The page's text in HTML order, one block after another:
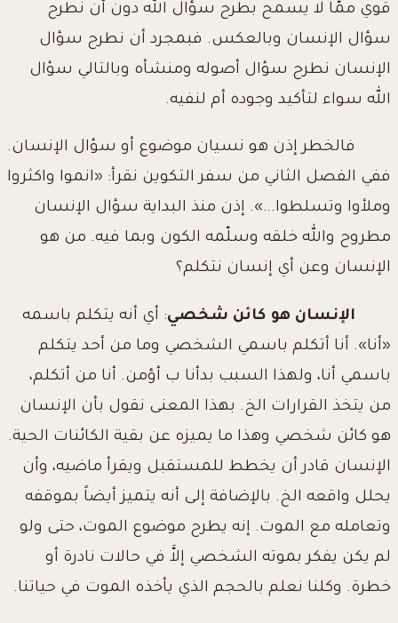
قوي ممّا لا يسمح بطرح سؤال الله دون أن نطرح
سؤال الإنسان وبالعكس. فبمجرد أن نطرح سؤال
الإنسان نطرح سؤال أصوله ومنشأه وبالتالي سؤال
الله سواء لتأكيد وجوده أم لنفيه.
فالخطر إذن هو نسيان موضوع أو سؤال الإنسان.
ففي الفصل الثاني من سفر التكوين نقرأ: «انموا واكثروا
وملأوا وتسلطوا...». إذن منذ البداية سؤال الإنسان
مطروح والله خلقه وسلّمه الكون وبما فيه. من هو
الإنسان وعن أي إنسان نتكلم؟
الإنسان هو كائن شخصي: أي أنه يتكلم باسمه
«أنا». أنا أتكلم باسمي الشخصي وما من أحد يتكلم
باسمي أنا، ولهذا السبب بدأنا ب أؤمن. أنا من أتكلم،
من يتخذ القرارات الخ. بهذا المعنى نقول بأن الإنسان
هو كائن شخصي وهذا ما يميزه عن بقية الكائنات الحية.
الإنسان قادر أن يخطط للمستقبل ويقرأ ماضيه، وأن
يحلل واقعه الخ. بالإضافة إلى أنه يتميز أيضاً بموقفه
وتعامله مع الموت. إنه يطرح موضوع الموت، حتى ولو
لم يكن يفكر بموته الشخصي إلاَّ في حالات نادرة أو
خطرة. وكلنا نعلم بالحجم الذي يأخذه الموت في حياتنا.